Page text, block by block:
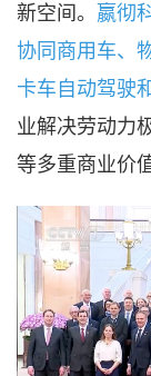
新空间。 嬴彻
协同商用车、
卡车自动驾驶
业解决劳动力
等多重商业价